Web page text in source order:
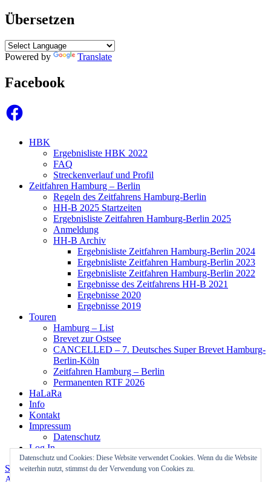
Übersetzen
Powered by Translate
Facebook
Facebook
HBK
Ergebnisliste HBK 2022
FAQ
Streckenverlauf und Profil
Zeitfahren Hamburg – Berlin
Regeln des Zeitfahrens Hamburg-Berlin
HH-B 2025 Startzeiten
Ergebnisliste Zeitfahren Hamburg-Berlin 2025
Anmeldung
HH-B Archiv
Ergebnisliste Zeitfahren Hamburg-Berlin 2024
Ergebnisliste Zeitfahren Hamburg-Berlin 2023
Ergebnisliste Zeitfahren Hamburg-Berlin 2022
Ergebnisse des Zeitfahrens HH-B 2021
Ergebnisse 2020
Ergebnisse 2019
Touren
Hamburg – List
Brevet zur Ostsee
CANCELLED – 7. Deutsches Super Brevet Hamburg-
Berlin-Köln
Zeitfahren Hamburg – Berlin
Permanenten RTF 2026
HaLaRa
Info
Kontakt
Impressum
Datenschutz
Log In
Stolz präsentiert von WordPress
Theme: Colinear von
Automattic
Datenschutz und Cookies: Diese Website verwendet Cookies. Wenn du die Website
weiterhin nutzt, stimmst du der Verwendung von Cookies zu.